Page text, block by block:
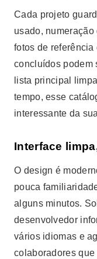
Cada projeto
usado,
fotos de
concluídos podem
lista principal
tempo, esse
interessante da
Interface
O design é
pouca
alguns minutos.
desenvolvedor
vários idiomas e
colaboradores